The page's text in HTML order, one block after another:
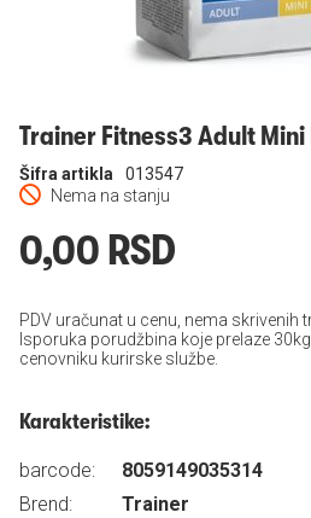
Trainer Fitness3 Adult Mini
Nema na stanju
Šifra artikla 013547
0,00 RSD
PDV uračunat u cenu, nema skrivenih
Isporuka porudžbina koje prelaze
cenovniku kurirske službe.
Karakteristike:
barcode:
8059149035314
Brend:
Trainer